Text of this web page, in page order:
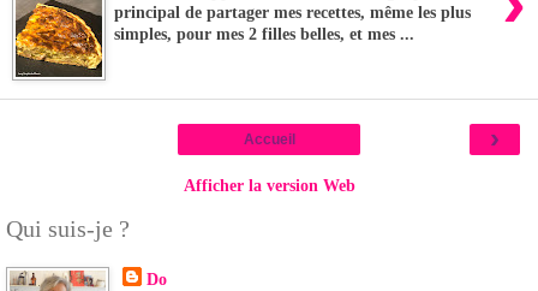
principal de partager mes recettes, même les plus
simples, pour mes 2 filles belles, et mes ...
›
Accueil
Afficher la version Web
Qui suis-je ?
Do